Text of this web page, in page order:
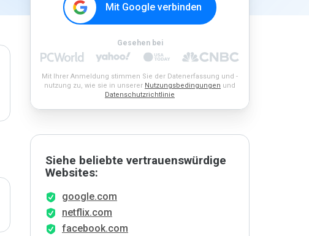
Mit Google verbinden
Gesehen bei
Mit Ihrer Anmeldung stimmen Sie der Datenerfassung und -
nutzung zu, wie sie in unserer Nutzungsbedingungen und
Datenschutzrichtlinie
Siehe beliebte vertrauenswürdige
Websites:
google.com
netflix.com
facebook.com